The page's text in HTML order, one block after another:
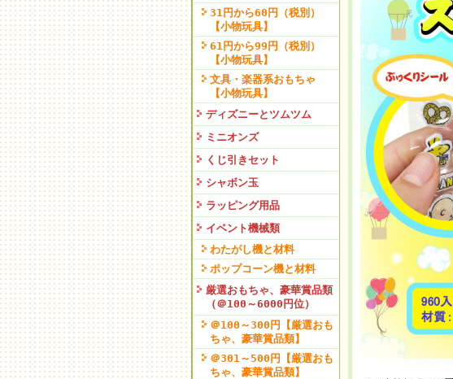
31円から60円（税別）
【小物玩具】
61円から99円（税別）
【小物玩具】
文具・楽器系おもちゃ
【小物玩具】
ディズニーとツムツム
ミニオンズ
くじ引きセット
シャボン玉
ラッピング用品
イベント機械類
わたがし機と材料
ポップコーン機と材料
厳選おもちゃ、豪華賞品類
（＠100～6000円位）
＠100～300円【厳選おも
ちゃ、豪華賞品類】
＠301～500円【厳選おも
ちゃ、豪華賞品類】